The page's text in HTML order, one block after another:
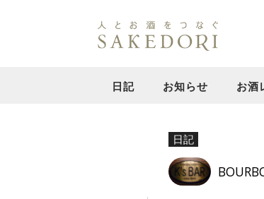
日記 お知らせ お酒
日記